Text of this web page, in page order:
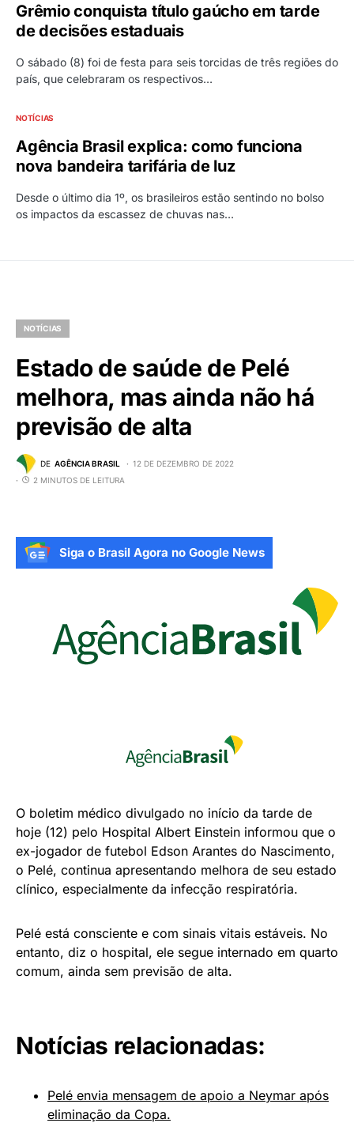
Grêmio conquista título gaúcho em tarde
de decisões estaduais
O sábado (8) foi de festa para seis torcidas de três regiões do
país, que celebraram os respectivos…
NOTÍCIAS
Agência Brasil explica: como funciona
nova bandeira tarifária de luz
Desde o último dia 1º, os brasileiros estão sentindo no bolso
os impactos da escassez de chuvas nas…
NOTÍCIAS
Estado de saúde de Pelé
melhora, mas ainda não há
previsão de alta
DE AGÊNCIA BRASIL
12 DE DEZEMBRO DE 2022
2 MINUTOS DE LEITURA
Siga o Brasil Agora no Google News
O boletim médico divulgado no início da tarde de
hoje (12) pelo Hospital Albert Einstein informou que o
ex-jogador de futebol Edson Arantes do Nascimento,
o Pelé, continua apresentando melhora de seu estado
clínico, especialmente da infecção respiratória.
Pelé está consciente e com sinais vitais estáveis. No
entanto, diz o hospital, ele segue internado em quarto
comum, ainda sem previsão de alta.
Notícias relacionadas:
Pelé envia mensagem de apoio a Neymar após
eliminação da Copa.